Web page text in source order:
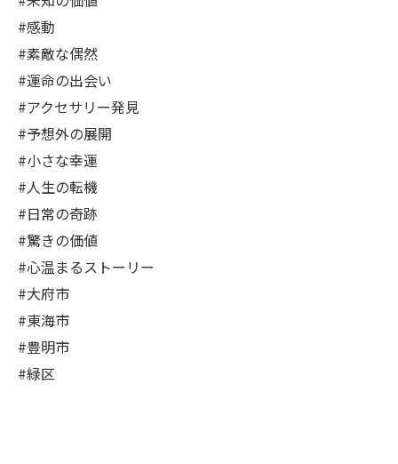
#感動
#素敵な偶然
#運命の出会い
#アクセサリー発見
#予想外の展開
#小さな幸運
#人生の転機
#日常の奇跡
#驚きの価値
#心温まるストーリー
#大府市
#東海市
#豊明市
#緑区